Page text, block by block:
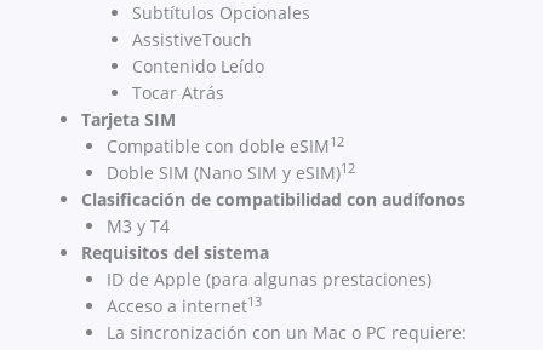
Subtítulos Opcionales
AssistiveTouch
Contenido Leído
Tocar Atrás
Tarjeta SIM
Compatible con doble eSIM12
Doble SIM (Nano SIM y eSIM)12
Clasificación de compati­bilidad con audífonos
M3 y T4
Requisitos del sistema
ID de Apple (para algunas prestaciones)
Acceso a internet13
La sincronización con un Mac o PC requiere: